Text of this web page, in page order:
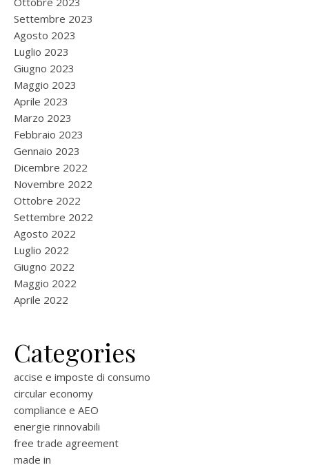
Settembre 2023
Agosto 2023
Luglio 2023
Giugno 2023
Maggio 2023
Aprile 2023
Marzo 2023
Febbraio 2023
Gennaio 2023
Dicembre 2022
Novembre 2022
Ottobre 2022
Settembre 2022
Agosto 2022
Luglio 2022
Giugno 2022
Maggio 2022
Aprile 2022
Categories
accise e imposte di consumo
circular economy
compliance e AEO
energie rinnovabili
free trade agreement
made in